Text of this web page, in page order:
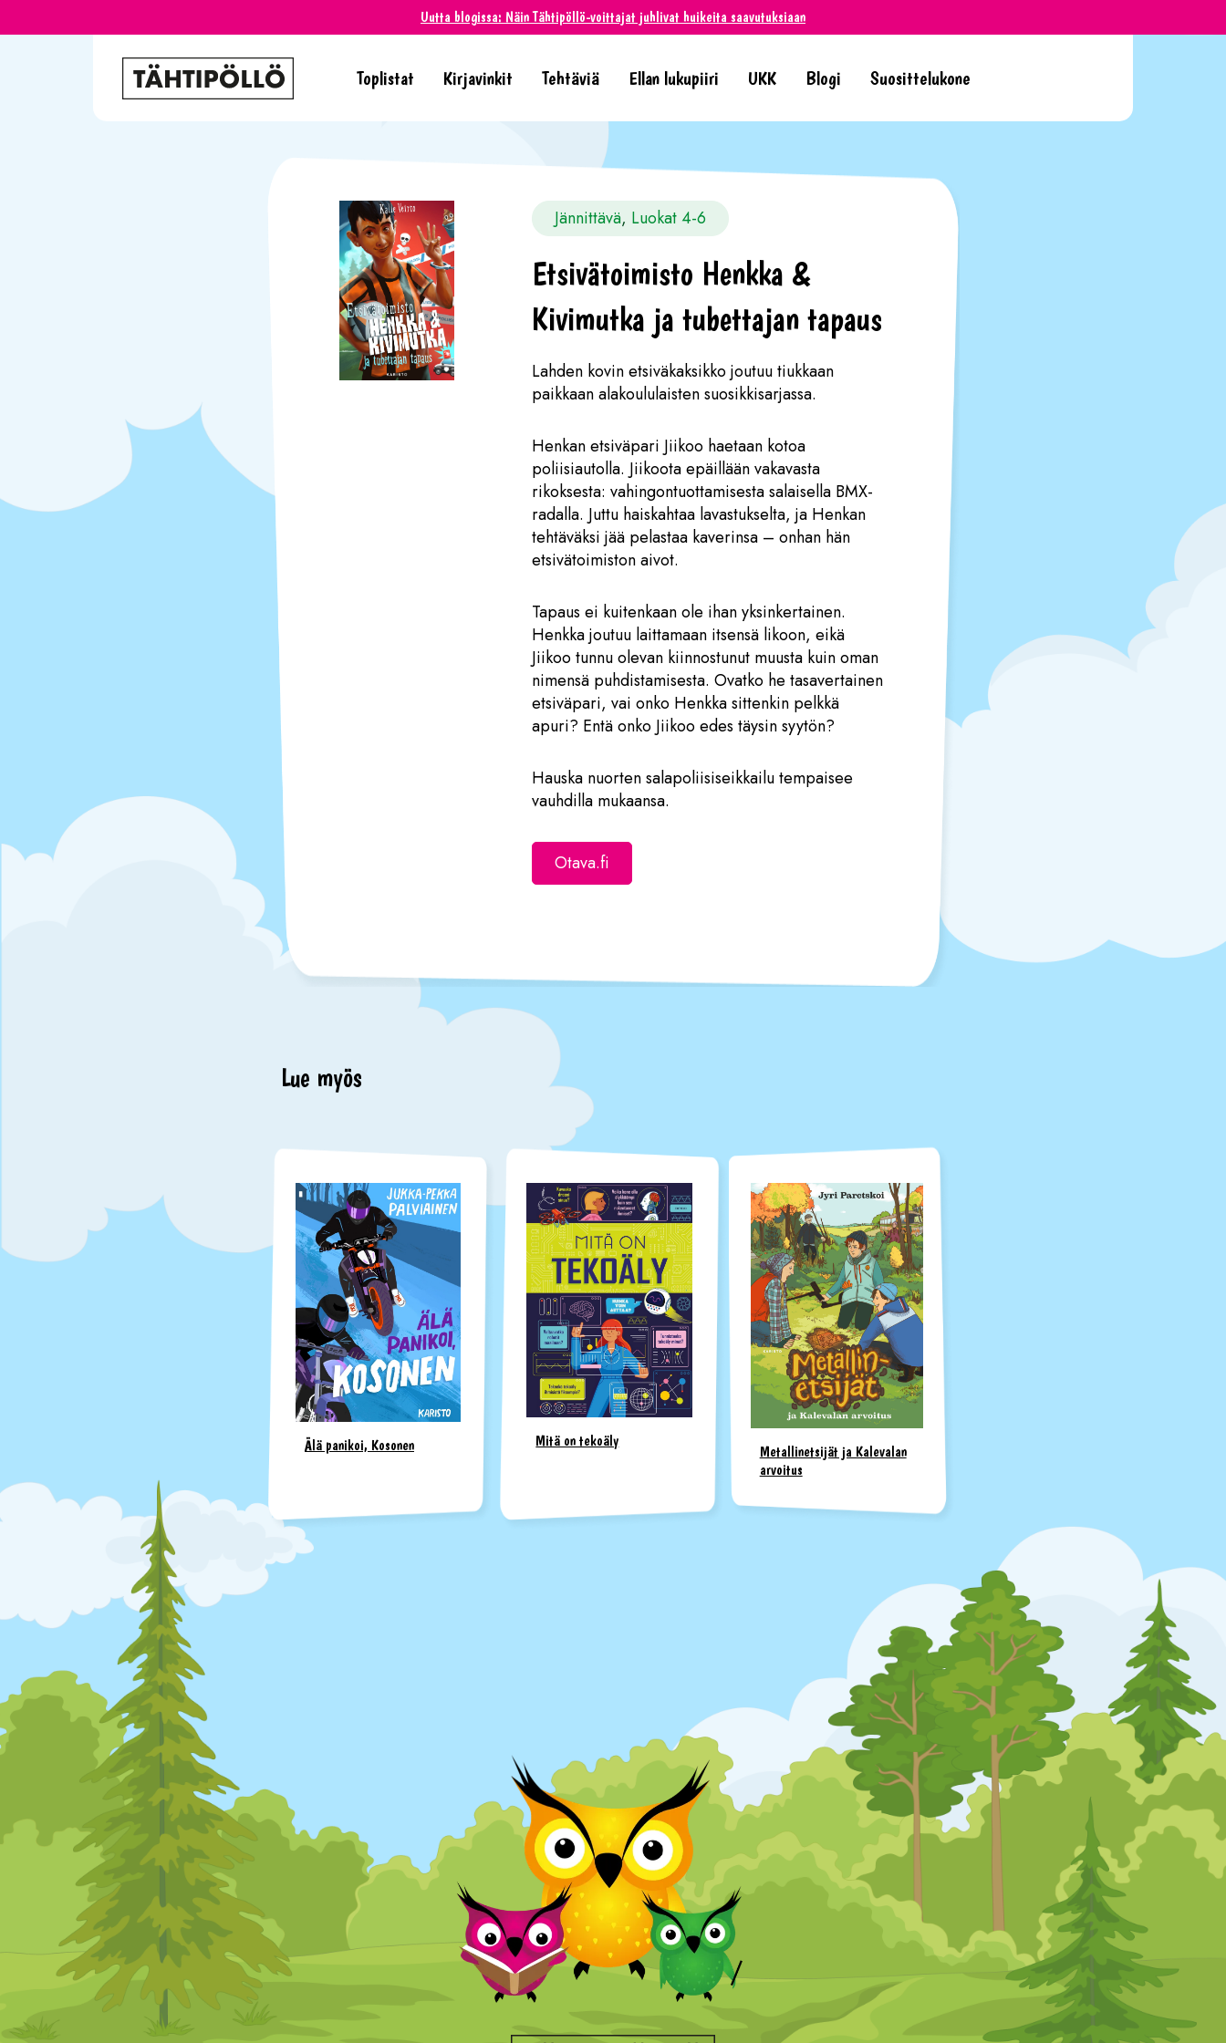
Uutta blogissa: Näin Tähtipöllö-voittajat juhlivat huikeita saavutuksiaan
Toplistat Kirjavinkit Tehtäviä Ellan lukupiiri UKK Blogi Suosittelukone
Jännittävä, Luokat 4-6
Etsivätoimisto Henkka &
Kivimutka ja tubettajan tapaus
Lahden kovin etsiväkaksikko joutuu tiukkaan
paikkaan alakoululaisten suosikkisarjassa.
Henkan etsiväpari Jiikoo haetaan kotoa
poliisiautolla. Jiikoota epäillään vakavasta
rikoksesta: vahingontuottamisesta salaisella BMX-
radalla. Juttu haiskahtaa lavastukselta, ja Henkan
tehtäväksi jää pelastaa kaverinsa – onhan hän
etsivätoimiston aivot.
Tapaus ei kuitenkaan ole ihan yksinkertainen.
Henkka joutuu laittamaan itsensä likoon, eikä
Jiikoo tunnu olevan kiinnostunut muusta kuin oman
nimensä puhdistamisesta. Ovatko he tasavertainen
etsiväpari, vai onko Henkka sittenkin pelkkä
apuri? Entä onko Jiikoo edes täysin syytön?
Hauska nuorten salapoliisiseikkailu tempaisee
vauhdilla mukaansa.
Otava.fi
Lue myös
Älä panikoi, Kosonen Mitä on tekoäly
Metallinetsijät ja Kalevalan
arvoitus